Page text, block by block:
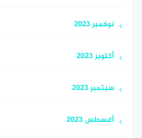
نوفمبر 2023
أكتوبر 2023
سبتمبر 2023
أغسطس 2023